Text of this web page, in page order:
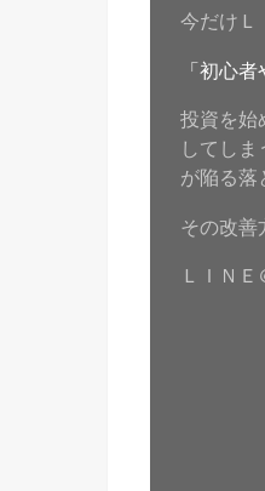
今だけＬ
「初心
投資を始
してし
が陥る落
その改善
ＬＩＮ